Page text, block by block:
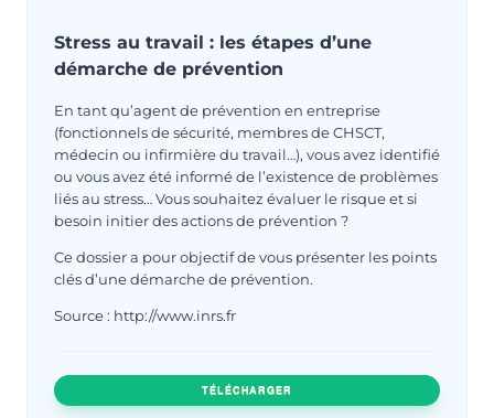
Stress au travail : les étapes d’une
démarche de prévention
En tant qu’agent de prévention en entreprise
(fonctionnels de sécurité, membres de CHSCT,
médecin ou infirmière du travail…), vous avez identifié
ou vous avez été informé de l’existence de problèmes
liés au stress… Vous souhaitez évaluer le risque et si
besoin initier des actions de prévention ?
Ce dossier a pour objectif de vous présenter les points
clés d’une démarche de prévention.
Source : http://www.inrs.fr
TÉLÉCHARGER